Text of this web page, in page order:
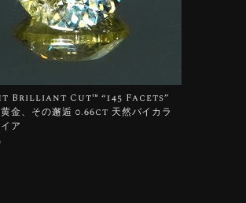
Brilliant Cut™️ “145 Facets”
金、その邂逅 0.66ct 天然バイカラ
ア